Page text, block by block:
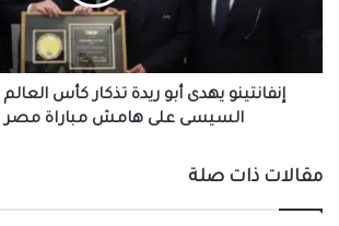
الرئيس
السيسى
مصر
وبلجيكا
إنفانتينو يهدى أبو ريدة تذكار كأس
السيسى على هامش مباراة مصر
مقالات ذات صلة